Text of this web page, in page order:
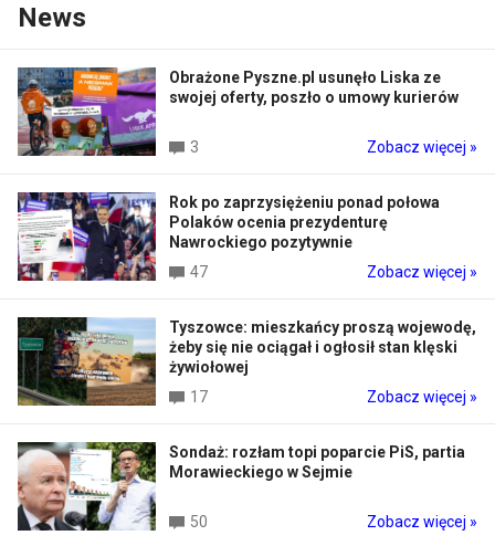
News
Obrażone Pyszne.pl usunęło Liska ze
swojej oferty, poszło o umowy kurierów
3 Zobacz więcej »
Rok po zaprzysiężeniu ponad połowa
Polaków ocenia prezydenturę
Nawrockiego pozytywnie
47
Zobacz więcej »
Tyszowce: mieszkańcy proszą wojewodę,
żeby się nie ociągał i ogłosił stan klęski
żywiołowej
17
Zobacz więcej »
Sondaż: rozłam topi poparcie PiS, partia
Morawieckiego w Sejmie
50 Zobacz więcej »